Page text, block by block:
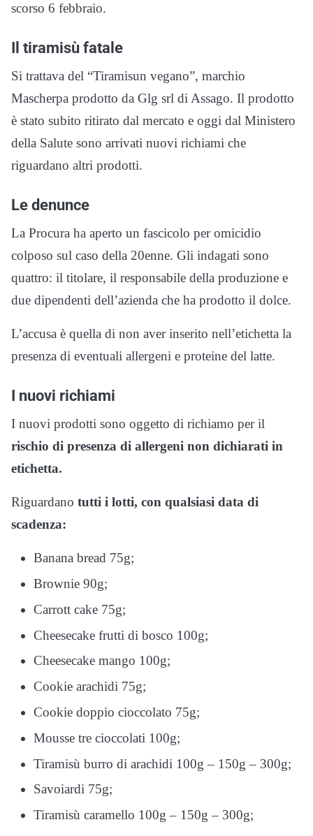
scorso 6 febbraio.
Il tiramisù fatale
Si trattava del “Tiramisun vegano”, marchio
Mascherpa prodotto da Glg srl di Assago. Il prodotto
è stato subito ritirato dal mercato e oggi dal Ministero
della Salute sono arrivati nuovi richiami che
riguardano altri prodotti.
Le denunce
La Procura ha aperto un fascicolo per omicidio
colposo sul caso della 20enne. Gli indagati sono
quattro: il titolare, il responsabile della produzione e
due dipendenti dell’azienda che ha prodotto il dolce.
L’accusa è quella di non aver inserito nell’etichetta la
presenza di eventuali allergeni e proteine del latte.
I nuovi richiami
I nuovi prodotti sono oggetto di richiamo per il
rischio di presenza di allergeni non dichiarati in
etichetta.
Riguardano tutti i lotti, con qualsiasi data di
scadenza:
Banana bread 75g;
Brownie 90g;
Carrott cake 75g;
Cheesecake frutti di bosco 100g;
Cheesecake mango 100g;
Cookie arachidi 75g;
Cookie doppio cioccolato 75g;
Mousse tre cioccolati 100g;
Tiramisù burro di arachidi 100g – 150g – 300g;
Savoiardi 75g;
Tiramisù caramello 100g – 150g – 300g;